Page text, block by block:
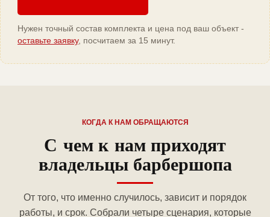
Нужен точный состав комплекта и цена под ваш объект -
оставьте заявку, посчитаем за 15 минут.
КОГДА К НАМ ОБРАЩАЮТСЯ
С чем к нам приходят
владельцы барбершопа
От того, что именно случилось, зависит и порядок
работы, и срок. Собрали четыре сценария, которые